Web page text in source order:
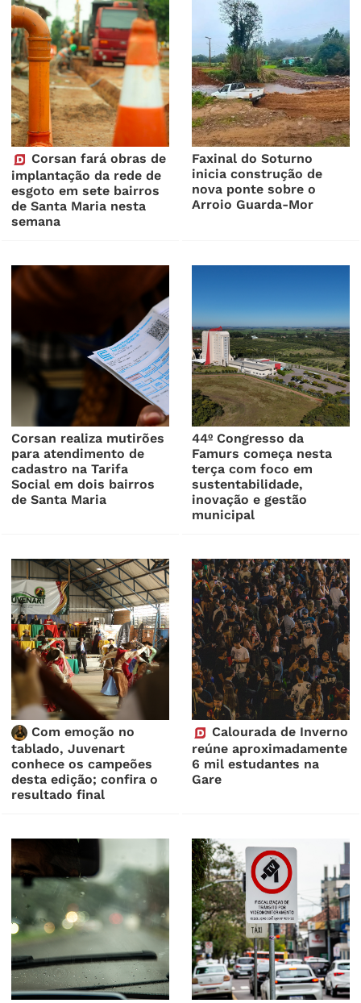
Corsan fará obras de
implantação da rede de
esgoto em sete bairros
de Santa Maria nesta
semana
Faxinal do Soturno
inicia construção de
nova ponte sobre o
Arroio Guarda-Mor
Corsan realiza mutirões
para atendimento de
cadastro na Tarifa
Social em dois bairros
de Santa Maria
44º Congresso da
Famurs começa nesta
terça com foco em
sustentabilidade,
inovação e gestão
municipal
Com emoção no
tablado, Juvenart
conhece os campeões
desta edição; confira o
resultado final
Calourada de Inverno
reúne aproximadamente
6 mil estudantes na
Gare